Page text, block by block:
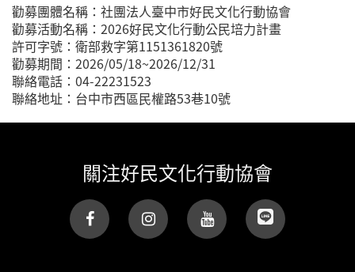
勸募團體名稱：社團法人臺中市好民文化行動協會
勸募活動名稱：2026好民文化行動公民培力計畫
許可字號：衛部救字第1151361820號
勸募期間：2026/05/18~2026/12/31
聯絡電話：04-22231523
聯絡地址：台中市西區民權路53巷10號
關注好民文化行動協會
(link is